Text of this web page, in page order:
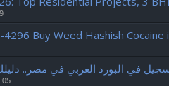
Buy Weed Hashish Cocaine
في البورد العربي في مصر..